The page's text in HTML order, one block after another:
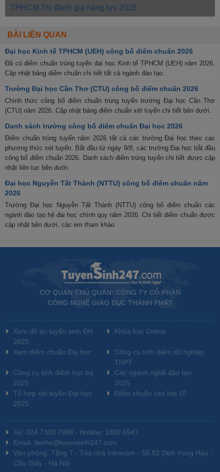
TPHCM Thi đánh giá năng lực 2026
BÀI LIÊN QUAN
Đại học Kinh tế TPHCM (UEH) công bố điểm chuẩn 2026
Đã có điểm chuẩn trúng tuyển đại học Kinh tế TPHCM (UEH) năm 2026.
Cập nhật bảng điểm chuẩn chi tiết tất cả ngành đào tạo.
Trường Đại học Cần Thơ (CTU) công bố điểm chuẩn 2026
Chính thức công bố điểm chuẩn trúng tuyển trường Đại học Cần Thơ
(CTU) năm 2026. Cập nhật bảng điểm chuẩn xét tuyển chi tiết bên dưới.
Danh sách trường công bố điểm chuẩn Đại học 2026
Điểm chuẩn trúng tuyển năm 2026 tất cả các trường Đại học theo các
phương thức xét tuyển. Bắt đầu từ ngày 9/8, các trường Đại học bắt đầu
công bố điểm chuẩn 2026. Danh sách điểm trúng tuyển chi tiết được cập
nhật liên tục bên dưới.
Đại học Nguyễn Tất Thành (NTTU) công bố điểm chuẩn năm
2026
Trường Đại học Nguyễn Tất Thành (NTTU) công bố điểm chuẩn các
ngành đào tạo hệ đại học chính quy năm 2026. Chi tiết điểm chuẩn được
cập nhật bên dưới, các em tham khảo
CƠ QUAN CHỦ QUẢN: CÔNG TY CỔ PHẦN
CÔNG NGHỆ GIÁO DỤC THÀNH PHÁT
Xem đề án tuyển sinh ĐH
2025
Khóa học Online
Xem điểm chuẩn Đại học
Công cụ tính điểm tốt nghiệp
THPT
Công cụ tính điểm học bạ
2025
Các ngành nghề đào tạo
2025
Tổ hợp xét tuyển Đại học
2025
Điểm chuẩn vào lớp 10
Tel: 024.7300.7989 - Hotline: 1800.6947
Email: lienhe@tuyensinh247.com
Văn phòng: Tầng 7 - Tòa nhà Intracom - Số 82 Dịch Vọng Hậu -
Cầu Giấy - Hà Nội